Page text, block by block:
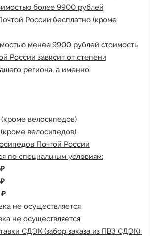
более 9900 рублей
России бесплатно (кроме
менее 9900 рублей стоимость
России зависит от степени
региона, а именно:
(кроме велосипедов)
(кроме велосипедов)
Почтой России
по специальным условиям:
не осуществляется
не осуществляется
СДЭК (забор заказа из ПВЗ СДЭК):